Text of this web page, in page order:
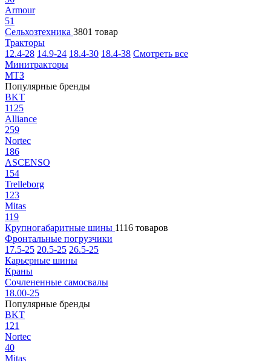
Armour
51
Сельхозтехника 3801 товар
Тракторы
12.4-28 14.9-24 18.4-30 18.4-38 Смотреть все
Минитракторы
МТЗ
Популярные бренды
BKT
1125
Alliance
259
Nortec
186
ASCENSO
154
Trelleborg
123
Mitas
119
Крупногабаритные шины 1116 товаров
Фронтальные погрузчики
17.5-25 20.5-25 26.5-25
Карьерные шины
Краны
Сочлененные самосвалы
18.00-25
Популярные бренды
BKT
121
Nortec
40
Mitas